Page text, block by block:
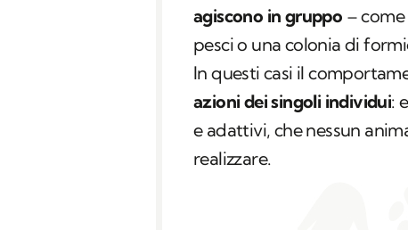
agiscono in gruppo –
pesci o una colonia di
In questi casi il
azioni dei singoli individui:
e adattivi, che nessun
realizzare.